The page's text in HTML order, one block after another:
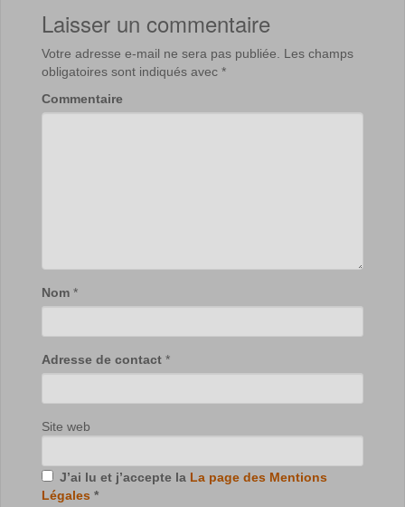
Laisser un commentaire
Votre adresse e-mail ne sera pas publiée.
Les champs
obligatoires sont indiqués avec *
Commentaire
Nom *
Adresse de contact *
Site web
J’ai lu et j’accepte la La page des Mentions
Légales *